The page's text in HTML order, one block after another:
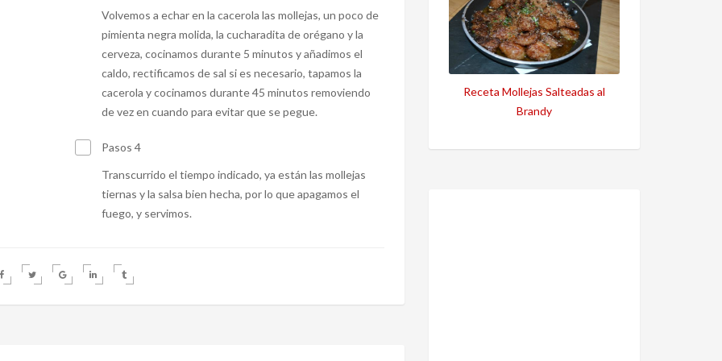
Volvemos a echar en la cacerola las mollejas, un poco de
pimienta negra molida, la cucharadita de orégano y la
cerveza, cocinamos durante 5 minutos y añadimos el
caldo, rectificamos de sal si es necesario, tapamos la
cacerola y cocinamos durante 45 minutos removiendo
de vez en cuando para evitar que se pegue.
Pasos 4
Transcurrido el tiempo indicado, ya están las mollejas
tiernas y la salsa bien hecha, por lo que apagamos el
fuego, y servimos.
Receta Mollejas Salteadas al
Brandy